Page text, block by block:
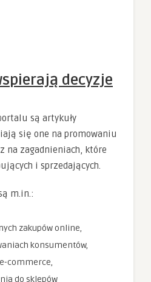
decyzje
są artykuły
się one na promowaniu
na zagadnieniach, które
i sprzedających.
m.in.:
zakupów online,
konsumentów,
commerce,
do sklepów